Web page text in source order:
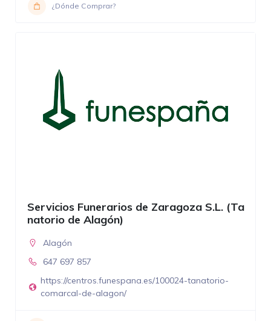
¿Dónde Comprar?
Servicios Funerarios de Zaragoza S.L. (Ta
natorio de Alagón)
Alagón
647 697 857
https://centros.funespana.es/100024-tanatorio-
comarcal-de-alagon/